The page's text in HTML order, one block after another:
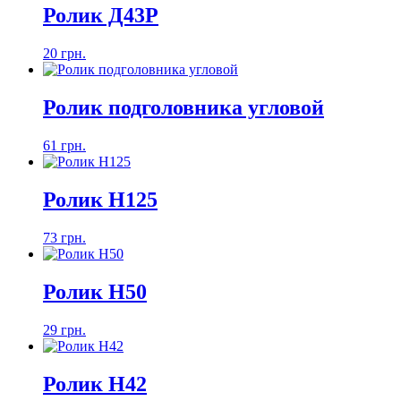
Ролик Д43Р
20 грн.
Ролик подголовника угловой
61 грн.
Ролик H125
73 грн.
Ролик H50
29 грн.
Ролик H42